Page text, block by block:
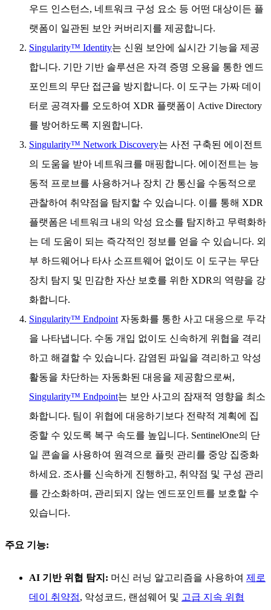
우드 인스턴스, 네트워크 구성 요소 등 어떤 대상이든 플
랫폼이 일관된 보안 커버리지를 제공합니다.
Singularity™ Identity는 신원 보안에 실시간 기능을 제공
합니다. 기만 기반 솔루션은 자격 증명 오용을 통한 엔드
포인트의 무단 접근을 방지합니다. 이 도구는 가짜 데이
터로 공격자를 오도하여 XDR 플랫폼이 Active Directory
를 방어하도록 지원합니다.
Singularity™ Network Discovery는 사전 구축된 에이전트
의 도움을 받아 네트워크를 매핑합니다. 에이전트는 능
동적 프로브를 사용하거나 장치 간 통신을 수동적으로
관찰하여 취약점을 탐지할 수 있습니다. 이를 통해 XDR
플랫폼은 네트워크 내의 악성 요소를 탐지하고 무력화하
는 데 도움이 되는 즉각적인 정보를 얻을 수 있습니다. 외
부 하드웨어나 타사 소프트웨어 없이도 이 도구는 무단
장치 탐지 및 민감한 자산 보호를 위한 XDR의 역량을 강
화합니다.
Singularity™ Endpoint 자동화를 통한 사고 대응으로 두각
을 나타냅니다. 수동 개입 없이도 신속하게 위협을 격리
하고 해결할 수 있습니다. 감염된 파일을 격리하고 악성
활동을 차단하는 자동화된 대응을 제공함으로써,
Singularity™ Endpoint는 보안 사고의 잠재적 영향을 최소
화합니다. 팀이 위협에 대응하기보다 전략적 계획에 집
중할 수 있도록 복구 속도를 높입니다. SentinelOne의 단
일 콘솔을 사용하여 원격으로 플릿 관리를 중앙 집중화
하세요. 조사를 신속하게 진행하고, 취약점 및 구성 관리
를 간소화하며, 관리되지 않는 엔드포인트를 보호할 수
있습니다.
주요 기능:
AI 기반 위협 탐지: 머신 러닝 알고리즘을 사용하여 제로
데이 취약점, 악성코드, 랜섬웨어 및 고급 지속 위협